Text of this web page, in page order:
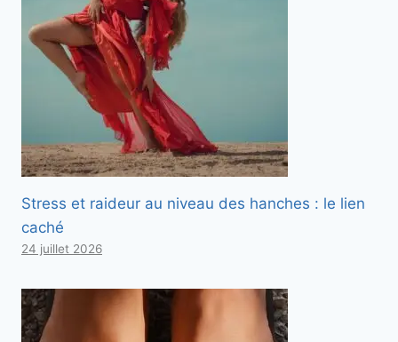
Stress et raideur au niveau des hanches : le lien
caché
24 juillet 2026